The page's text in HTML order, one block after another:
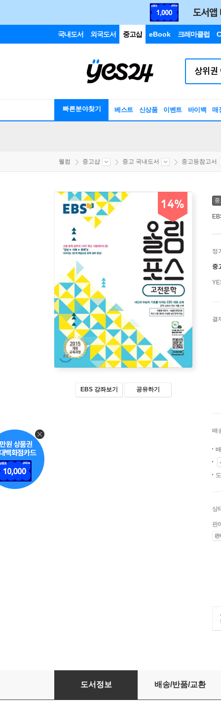
국내도서 외국도서 중고샵 eBook 크레마클럽
빠른분야찾기 베스트 신상품 이벤트 바이백 매
웰컴 중고샵 중고 국내도서 중고등참고서
14%
EBS 강좌보기 공유하기
정
중
결
배
상
판
판
EBS 올림포스 고전문학 (2024년용)
도서정보 배송/반품/교환